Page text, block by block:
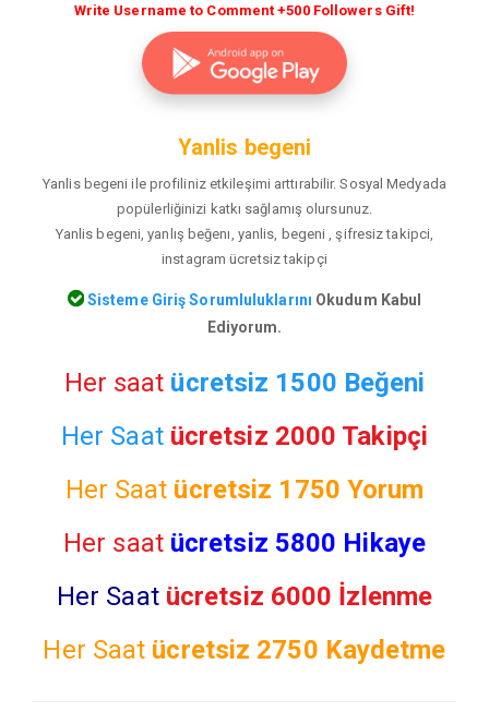
Write Username to Comment +500 Followers Gift!
Yanlis begeni
Yanlis begeni ile profiliniz etkileşimi arttırabilir. Sosyal Medyada
popülerliğinizi katkı sağlamış olursunuz.
Yanlis begeni, yanlış beğenı, yanlis, begeni , şifresiz takipci,
instagram ücretsiz takipçi
Sisteme Giriş Sorumluluklarını Okudum Kabul
Ediyorum.
Her saat ücretsiz 1500 Beğeni
Her Saat ücretsiz 2000 Takipçi
Her Saat ücretsiz 1750 Yorum
Her saat ücretsiz 5800 Hikaye
Her Saat ücretsiz 6000 İzlenme
Her Saat ücretsiz 2750 Kaydetme